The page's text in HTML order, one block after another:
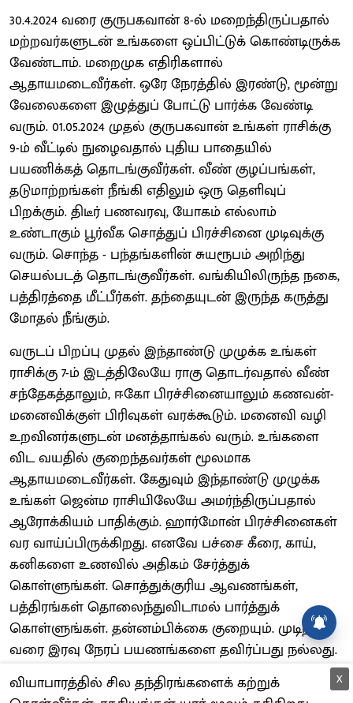
30.4.2024 வரை குருபகவான் 8-ல் மறைந்திருப்பதால்
மற்றவர்களுடன் உங்களை ஒப்பிட்டுக் கொண்டிருக்க
வேண்டாம். மறைமுக எதிரிகளால்
ஆதாயமடைவீர்கள். ஒரே நேரத்தில் இரண்டு, மூன்று
வேலைகளை இழுத்துப் போட்டு பார்க்க வேண்டி
வரும். 01.05.2024 முதல் குருபகவான் உங்கள் ராசிக்கு
9-ம் வீட்டில் நுழைவதால் புதிய பாதையில்
பயணிக்கத் தொடங்குவீர்கள். வீண் குழப்பங்கள்,
தடுமாற்றங்கள் நீங்கி எதிலும் ஒரு தெளிவுப்
பிறக்கும். திடீர் பணவரவு, யோகம் எல்லாம்
உண்டாகும் பூர்வீக சொத்துப் பிரச்சினை முடிவுக்கு
வரும். சொந்த - பந்தங்களின் சுயரூபம் அறிந்து
செயல்படத் தொடங்குவீர்கள். வங்கியிலிருந்த நகை,
பத்திரத்தை மீட்பீர்கள். தந்தையுடன் இருந்த கருத்து
மோதல் நீங்கும்.
வருடப் பிறப்பு முதல் இந்தாண்டு முழுக்க உங்கள்
ராசிக்கு 7-ம் இடத்திலேயே ராகு தொடர்வதால் வீண்
சந்தேகத்தாலும், ஈகோ பிரச்சினையாலும் கணவன்-
மனைவிக்குள் பிரிவுகள் வரக்கூடும். மனைவி வழி
உறவினர்களுடன் மனத்தாங்கல் வரும். உங்களை
விட வயதில் குறைந்தவர்கள் மூலமாக
ஆதாயமடைவீர்கள். கேதுவும் இந்தாண்டு முழுக்க
உங்கள் ஜென்ம ராசியிலேயே அமர்ந்திருப்பதால்
ஆரோக்கியம் பாதிக்கும். ஹார்மோன் பிரச்சினைகள்
வர வாய்ப்பிருக்கிறது. எனவே பச்சை கீரை, காய்,
கனிகளை உணவில் அதிகம் சேர்த்துக்
கொள்ளுங்கள். சொத்துக்குரிய ஆவணங்கள்,
பத்திரங்கள் தொலைந்துவிடாமல் பார்த்துக்
கொள்ளுங்கள். தன்னம்பிக்கை குறையும். முடிந்த
வரை இரவு நேரப் பயணங்களை தவிர்ப்பது நல்லது.
வியாபாரத்தில் சில தந்திரங்களைக் கற்றுக்
X